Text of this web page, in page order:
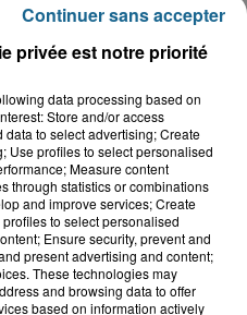
dix jeunes vont parcourir
rencontrer...
: le jeune garçon de 12
noyé est...
dans le Nord : ce que
plus faire
privée est notre priorité
data processing based on
Store and/or access
to select advertising; Create
Use profiles to select personalised
Measure content
through statistics or combinations
and improve services; Create
to select personalised
Ensure security, prevent and
present advertising and content;
These technologies may
and browsing data to offer
based on information actively
Continuer sans accepter